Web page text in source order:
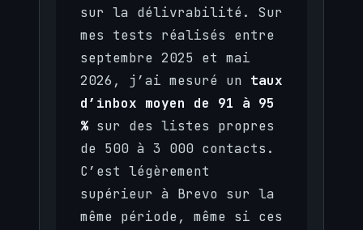
sur la délivrabilité. Sur
mes tests réalisés entre
septembre 2025 et mai
2026, j’ai mesuré un taux
d’inbox moyen de 91 à 95
% sur des listes propres
de 500 à 3 000 contacts.
C’est légèrement
supérieur à Brevo sur la
même période, même si ces